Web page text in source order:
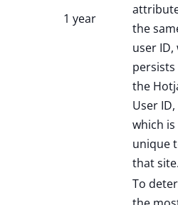
1 year
the
user ID,
persists
the
User ID,
which is
unique
that
To